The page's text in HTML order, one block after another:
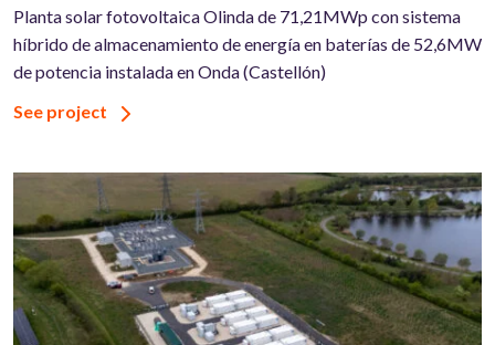
Planta solar fotovoltaica Olinda de 71,21MWp con sistema
híbrido de almacenamiento de energía en baterías de 52,6MW
de potencia instalada en Onda (Castellón)
See project